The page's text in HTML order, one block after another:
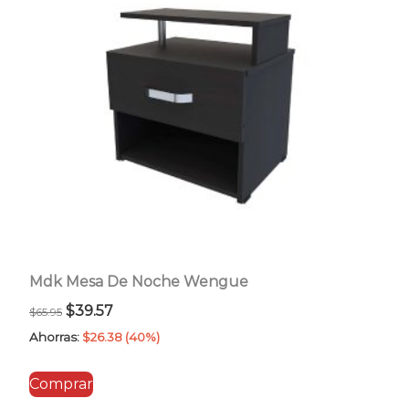
Mdk Mesa De Noche Wengue
$65.95 El
precio
era:
$39.57El
precio
Ahorras: $26.38 (40%)
Comprar